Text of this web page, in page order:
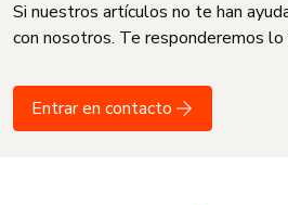
Si nuestros artículos no te han
con nosotros. Te responderemos
Entrar en contacto